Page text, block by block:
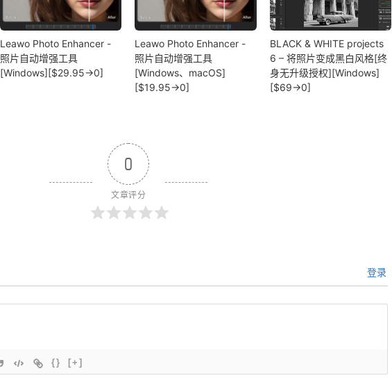
Leawo Photo Enhancer -
照片自动增强工具
[Windows][$29.95→0]
Leawo Photo Enhancer -
照片自动增强工具
[Windows、macOS]
[$19.95→0]
BLACK & WHITE projects
6 – 将照片变成黑白风格[终
身无升级授权][Windows]
[$69→0]
0
文章评分
登录
{} [+]